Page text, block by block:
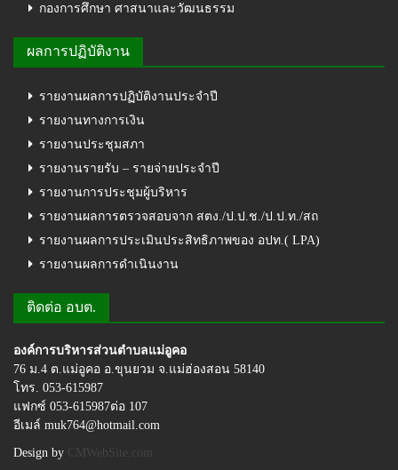
กองการศึกษา ศาสนาและวัฒนธรรม
ผลการปฏิบัติงาน
รายงานผลการปฏิบัติงานประจำปี
รายงานทางการเงิน
รายงานประชุมสภา
รายงานรายรับ – รายจ่ายประจำปี
รายงานการประชุมผู้บริหาร
รายงานผลการตรวจสอบจาก สตง./ป.ป.ช./ป.ป.ท./สถ
รายงานผลการประเมินประสิทธิภาพของ อปท.( LPA)
รายงานผลการดำเนินงาน
ติดต่อ อบต.
องค์การบริหารส่วนตำบลแม่อูคอ
76 ม.4 ต.แม่อูคอ อ.ขุนยวม จ.แม่ฮ่องสอน 58140
โทร. 053-615987
แฟกซ์ 053-615987ต่อ 107
อีเมล์ muk764@hotmail.com
Design by CMWebSite.com